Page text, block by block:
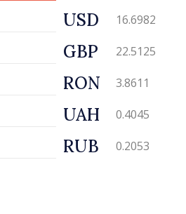
USD 16.6982
GBP 22.5125
RON 3.8611
UAH 0.4045
RUB 0.2053